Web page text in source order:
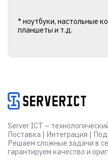
* ноутбуки, настольные
планшеты и т.д.
Server ICT –
Поставка | Интеграция |
Решаем сложные задачи в
гарантируем качество и